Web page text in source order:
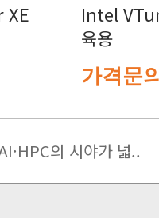
육용
가격문
의 시야가 넓..